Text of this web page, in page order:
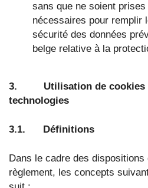
sans que ne soient
nécessaires pour remplir
sécurité des données
belge relative à la
3. Utilisation de cookies
technologies
3.1. Définitions
Dans le cadre des dispositions
règlement, les concepts